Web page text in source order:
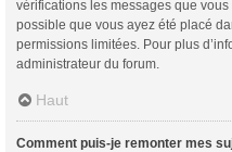
vérifications les messages que
possible que vous ayez été placé
permissions limitées. Pour plus
administrateur du forum.
Haut
Comment puis-je remonter mes